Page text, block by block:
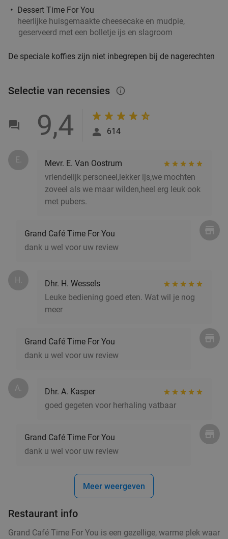
Dessert Time For You
heerlijke huisgemaakte cheesecake en mudpie,
geserveerd met een bolletje ijs en slagroom
De speciale koffies zijn niet inbegrepen bij de nagerechten
Selectie van recensies info_outlined
9,4 614
E.
Mevr. E. Van Oostrum
vriendelijk personeel,lekker ijs,we mochten
zoveel als we maar wilden,heel erg leuk ook
met pubers.
Grand Café Time For You
dank u wel voor uw review
H.
Dhr. H. Wessels
Leuke bediening goed eten. Wat wil je nog
meer
Grand Café Time For You
dank u wel voor uw review
A.
Dhr. A. Kasper
goed gegeten voor herhaling vatbaar
Grand Café Time For You
dank u wel voor uw review
Meer weergeven
Restaurant info
Grand Café Time For You is een gezellige, warme plek waar